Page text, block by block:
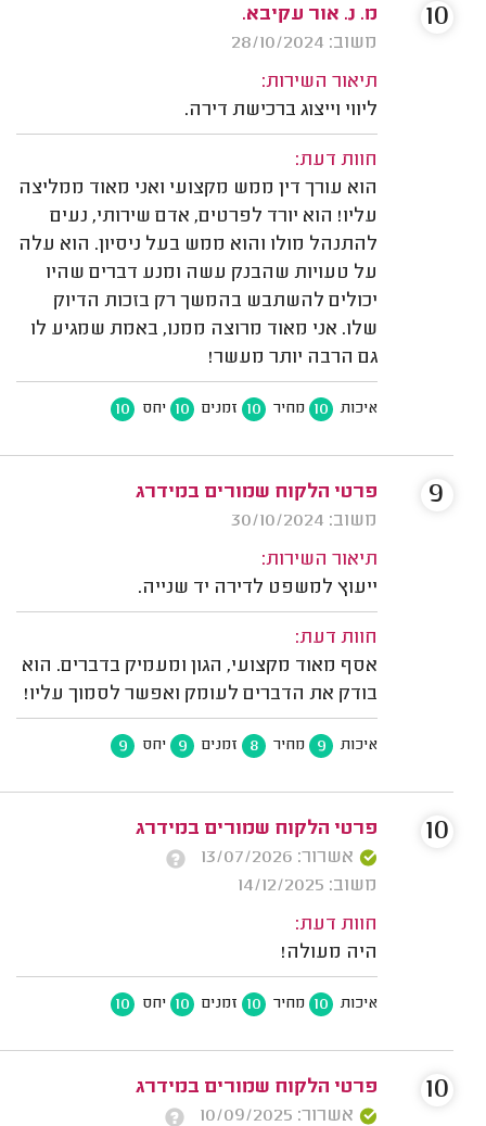
מ. נ. אור עקיבא.
משוב: 28/10/2024
תיאור השירות:
ליווי וייצוג ברכישת דירה.
חוות דעת:
הוא עורך דין ממש מקצועי ואני מאוד ממליצה
עליו! הוא יורד לפרטים, אדם שירותי, נעים
להתנהל מולו והוא ממש בעל ניסיון. הוא עלה
על טעויות שהבנק עשה ומנע דברים שהיו
יכולים להשתבש בהמשך רק בזכות הדיוק
שלו. אני מאוד מרוצה ממנו, באמת שמגיע לו
גם הרבה יותר מעשר!
איכות 10 מחיר 10 זמנים 10 יחס 10
10
פרטי הלקוח שמורים במידרג
משוב: 30/10/2024
תיאור השירות:
ייעוץ למשפט לדירה יד שנייה.
חוות דעת:
אסף מאוד מקצועי, הגון ומעמיק בדברים. הוא
בודק את הדברים לעומק ואפשר לסמוך עליו!
איכות 9 מחיר 8 זמנים 9 יחס 9
9
פרטי הלקוח שמורים במידרג
אשרור: 13/07/2026
משוב: 14/12/2025
חוות דעת:
היה מעולה!
איכות 10 מחיר 10 זמנים 10 יחס 10
10
פרטי הלקוח שמורים במידרג
אשרור: 10/09/2025
10